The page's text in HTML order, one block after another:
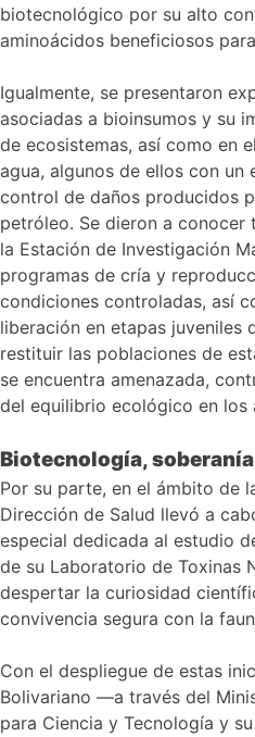
biotecnológico por su alto
aminoácidos beneficiosos
Igualmente, se presentaron
asociadas a bioinsumos y su
de ecosistemas, así como en
agua, algunos de ellos con
control de daños producidos
petróleo. Se dieron a conocer
la Estación de Investigación
programas de cría y
condiciones controladas, así
liberación en etapas juveniles
restituir las poblaciones de
se encuentra amenazada,
del equilibrio ecológico en los
Biotecnología,
Por su parte, en el ámbito de
Dirección de Salud llevó a
especial dedicada al estudio
de su Laboratorio de Toxinas
despertar la curiosidad
convivencia segura con la
Con el despliegue de estas
Bolivariano —a través del
para Ciencia y Tecnología y